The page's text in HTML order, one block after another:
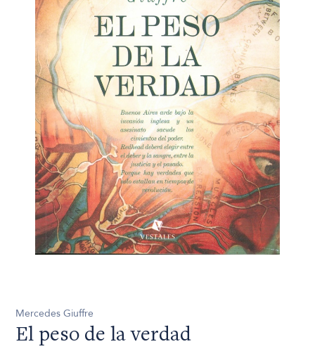
Mercedes Giuffre
El peso de la verdad